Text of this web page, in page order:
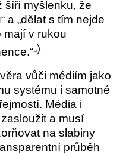
šíří myšlenku, že
a „dělat s tím nejde
mají v rukou
12)
vůči médiím jako
systému i samotné
Média i
a musí
na slabiny
průběh